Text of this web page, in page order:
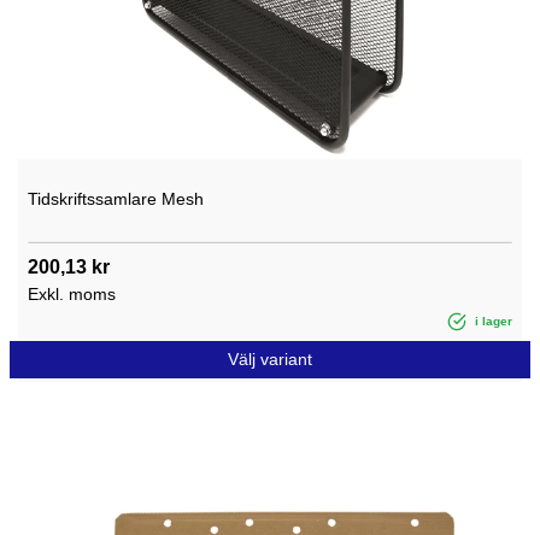
Tidskriftssamlare Mesh
200,13 kr
Exkl. moms
i lager
Välj variant